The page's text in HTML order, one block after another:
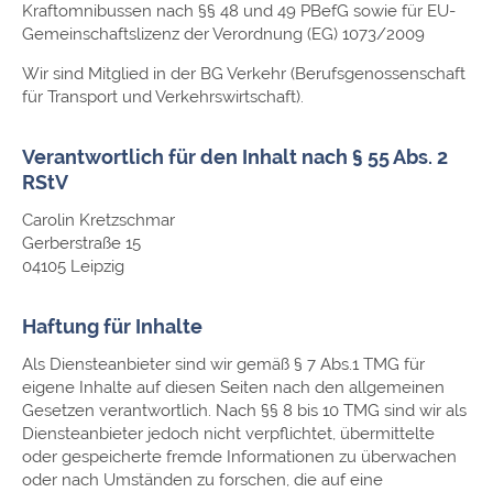
Kraftomnibussen nach §§ 48 und 49 PBefG sowie für EU-
Gemeinschaftslizenz der Verordnung (EG) 1073/2009
Wir sind Mitglied in der BG Verkehr (Berufsgenossenschaft
für Transport und Verkehrswirtschaft).
Verantwortlich für den Inhalt nach § 55 Abs. 2
RStV
Carolin Kretzschmar
Gerberstraße 15
04105 Leipzig
Haftung für Inhalte
Als Diensteanbieter sind wir gemäß § 7 Abs.1 TMG für
eigene Inhalte auf diesen Seiten nach den allgemeinen
Gesetzen verantwortlich. Nach §§ 8 bis 10 TMG sind wir als
Diensteanbieter jedoch nicht verpflichtet, übermittelte
oder gespeicherte fremde Informationen zu überwachen
oder nach Umständen zu forschen, die auf eine